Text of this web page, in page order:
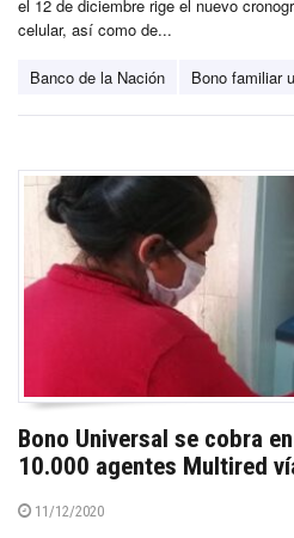
el 12 de diciembre rige el nuevo
celular, así como de...
Banco de la Nación Bono familiar
Bono Universal se cobra
10.000 agentes Multired
11/12/2020